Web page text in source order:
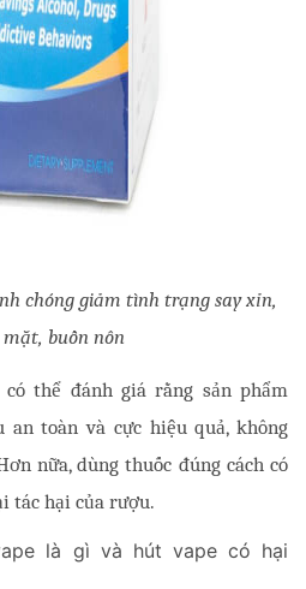
chóng giảm tình trạng say xỉn,
mặt, buồn nôn
thể đánh giá rằng sản phẩm
toàn và cực hiệu quả, không
nữa, dùng thuốc đúng cách có
tác hại của rượu.
là gì và hút vape có hại